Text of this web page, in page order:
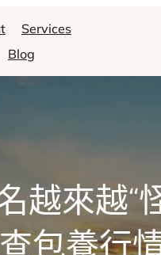
Services
Blog
越來越“
查包養行